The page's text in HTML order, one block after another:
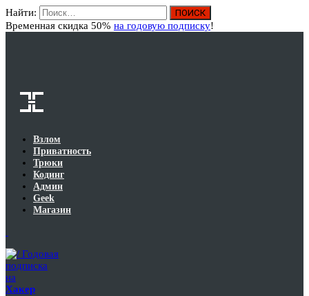
Найти:
Временная скидка 50% на годовую подписку!
Взлом
Приватность
Трюки
Кодинг
Админ
Geek
Магазин
Годовая
подписка
на
Хакер